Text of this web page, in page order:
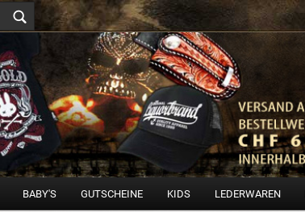
BABY'S GUTSCHEINE KIDS LEDERWAREN